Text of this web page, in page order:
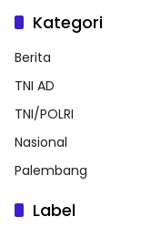
Kategori
Berita
TNI AD
TNI/POLRI
Nasional
Palembang
Label